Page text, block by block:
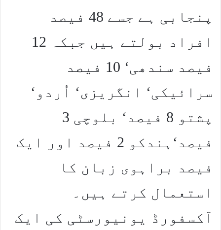
پنجابی ہے جسے 48 فیصد
افراد بولتے ہیں جبکہ 12
فیصد سندھی‘ 10 فیصد
سرائیکی‘ انگریزی‘ اُردو‘
پشتو 8 فیصد‘ بلوچی 3
فیصد‘ہندکو 2 فیصد اور ایک
فیصد براہوی زبان کا
استعمال کرتے ہیں۔
آکسفورڈ یونیورسٹی کی ایک